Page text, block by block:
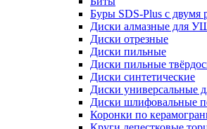
Буры SDS-Plus c
Диски алмазные для
Диски отрезные
Диски пильные
Диски пильные
Диски синтетические
Диски
Диски шлифовальные
Коронки по